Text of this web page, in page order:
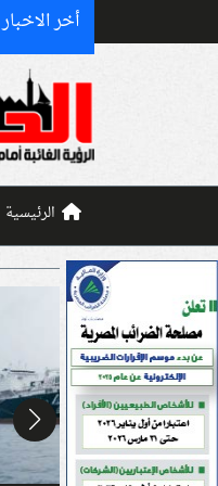
أخر الاخبار
الرئيسية